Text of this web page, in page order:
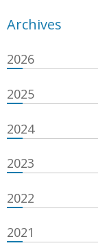
Archives
2026
2025
2024
2023
2022
2021